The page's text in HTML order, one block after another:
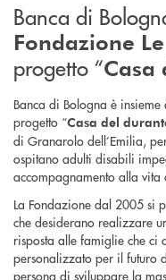
Banca di
Fondazione
progetto “Casa
Banca di Bologna è
progetto “Casa del
di Granarolo dell’Emilia,
ospitano adulti disabili
accompagnamento alla vita
La Fondazione dal 2005 si
che desiderano realizzare
risposta alle famiglie che ci
personalizzato per il futuro
persona di sviluppare la